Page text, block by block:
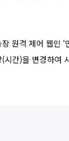
원격 제어 웹인
시간)을 변경하여